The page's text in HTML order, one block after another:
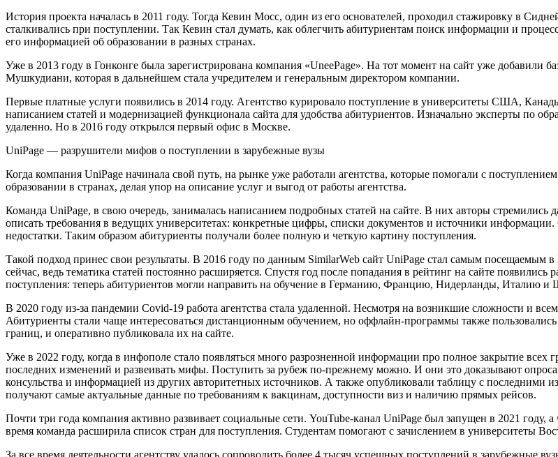
История проекта началась в 2011 году. Тогда Кевин Мосс, один из его основателей, проходил стажировку в
сталкивались при поступлении. Так Кевин стал думать, как облегчить абитуриентам поиск информации и
его информацией об образовании в разных странах.
Уже в 2013 году в Гонконге была зарегистрирована компания «UneePage». На тот момент на сайт уже
Мушкудиани, которая в дальнейшем стала учредителем и генеральным директором компании.
Первые платные услуги появились в 2014 году. Агентство курировало поступление в университеты США,
написанием статей и модернизацией функционала сайта для удобства абитуриентов. Изначально эксперты по
удаленно. Но в 2016 году открылся первый офис в Москве.
UniPage — разрушители мифов о поступлении в зарубежные вузы
Когда компания UniPage начинала свой путь, на рынке уже работали агентства, которые помогали с
образовании в странах, делая упор на описание услуг и выгод от работы агентства.
Команда UniPage, в свою очередь, занималась написанием подробных статей на сайте. В них авторы
описать требования в ведущих университетах: конкретные цифры, списки документов и источники
недостатки. Таким образом абитуриенты получали более полную и четкую картину поступления.
Такой подход принес свои результаты. В 2016 году по данным SimilarWeb сайт UniPage стал самым посещаемым
сейчас, ведь тематика статей постоянно расширяется. Спустя год после попадания в рейтинг на сайте
поступления: теперь абитуриентов могли направить на обучение в Германию, Францию, Нидерланды, Италию
В 2020 году из-за пандемии Covid-19 работа агентства стала удаленной. Несмотря на возникшие сложности и
Абитуриенты стали чаще интересоваться дистанционным обучением, но оффлайн-программы также
границ, и оперативно публиковала их на сайте.
Уже в 2022 году, когда в инфополе стало появляться много разрозненной информации про полное закрытие
последних изменений и развеивать мифы. Поступить за рубеж по-прежнему можно. И они это доказывают
консульства и информацией из других авторитетных источников. А также опубликовали таблицу с последними
получают самые актуальные данные по требованиям к вакцинам, доступности виз и наличию прямых рейсов.
Почти три года компания активно развивает социальные сети. YouTube-канал UniPage был запущен в 2021 году,
время команда расширила список стран для поступления. Студентам помогают с зачислением в университеты